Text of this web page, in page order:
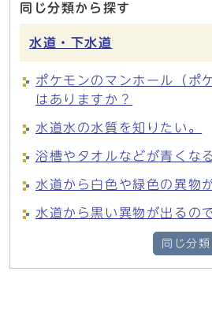
同じ分類から探す
水道・下水道
ポケモンのマンホール（ポ
はありますか？
水道水の水質を知りたい。
浴槽やタオルなどが青くな
水道から白色や緑色の異物
水道から黒い異物が出るの
同じ分